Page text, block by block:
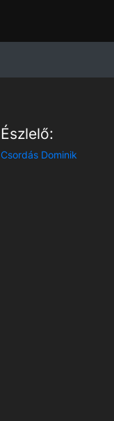
Észlelő:
Csordás Dominik